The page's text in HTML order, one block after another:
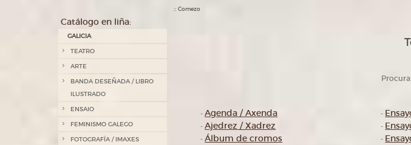
Catálogo en liña:
GALICIA
TEATRO
ARTE
BANDA DESEÑADA / LIBRO
ILUSTRADO
ENSAIO
FEMINISMO GALEGO
FOTOGRAFÍA / IMAXES
:: Comezo
-Agenda / Axenda
-Ajedrez / Xadrez
-Álbum de cromos
-
-
-